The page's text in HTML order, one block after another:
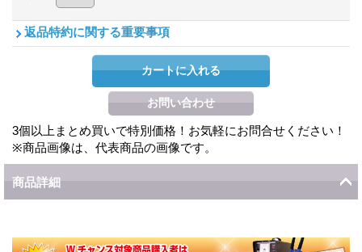
返品特約に関する重要事項
3個以上まとめ買いで特別価格！お気軽にお問合せください！
※商品画像は、代表商品の画像です。
商品詳細